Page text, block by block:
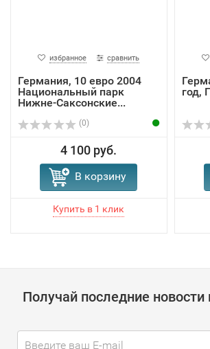
избранное сравнить
Германия, 10 евро 2004
Национальный парк
Нижне-Саксонские...
(0)
4 100 руб.
В корзину
год,
Получай последние